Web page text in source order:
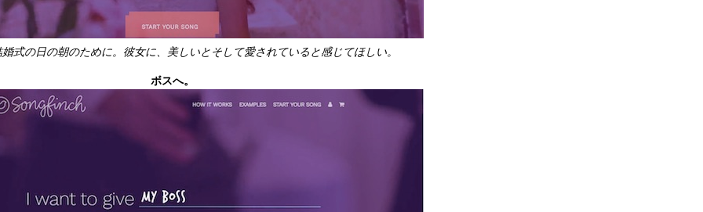
式の日の朝のために。彼女に、美しいとそして愛されていると感じてほしい。
ボスへ。